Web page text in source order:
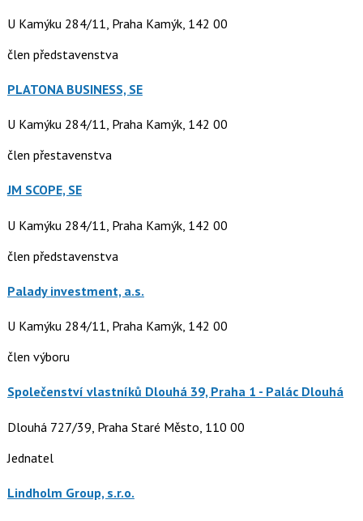
U Kamýku 284/11, Praha Kamýk, 142 00
člen představenstva
PLATONA BUSINESS, SE
U Kamýku 284/11, Praha Kamýk, 142 00
člen přestavenstva
JM SCOPE, SE
U Kamýku 284/11, Praha Kamýk, 142 00
člen představenstva
Palady investment, a.s.
U Kamýku 284/11, Praha Kamýk, 142 00
člen výboru
Společenství vlastníků Dlouhá 39, Praha 1 - Palác Dlouhá
Dlouhá 727/39, Praha Staré Město, 110 00
Jednatel
Lindholm Group, s.r.o.